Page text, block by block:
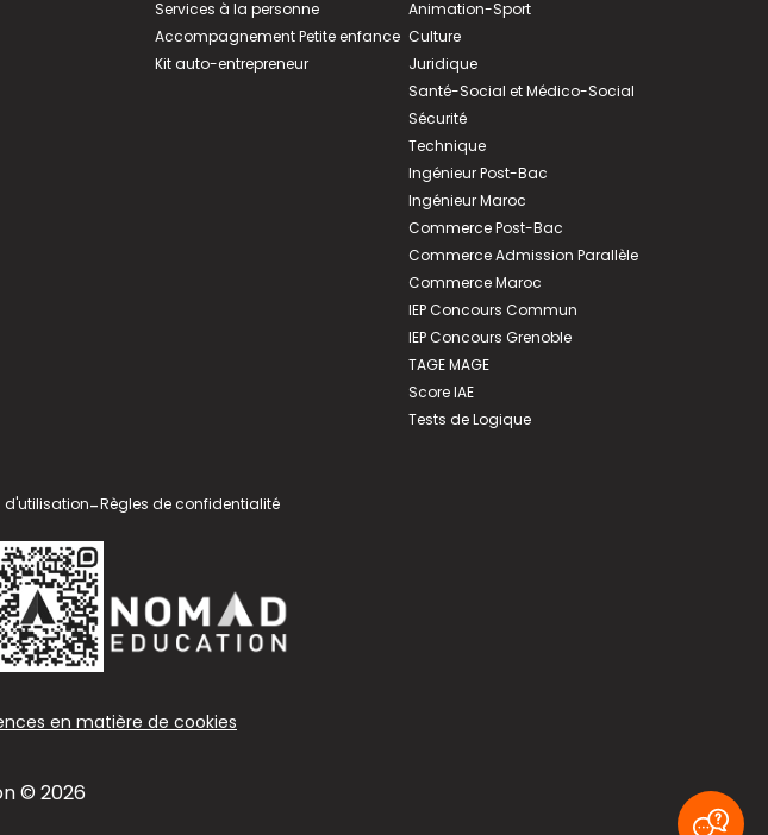
Services à la personne
Accompagnement Petite enfance
Kit auto-entrepreneur
Animation-Sport
Culture
Juridique
Santé-Social et Médico-Social
Sécurité
Technique
Ingénieur Post-Bac
Ingénieur Maroc
Commerce Post-Bac
Commerce Admission Parallèle
Commerce Maroc
IEP Concours Commun
IEP Concours Grenoble
TAGE MAGE
Score IAE
Tests de Logique
-Règles de confidentialité
en matière de cookies
© 2026